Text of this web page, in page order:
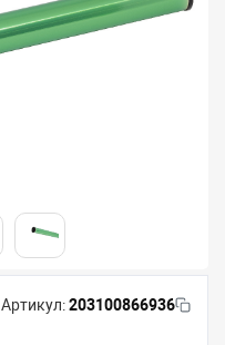
Артикул:203100866936